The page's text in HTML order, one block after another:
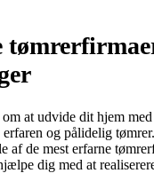
at udvide dit hjem
og pålidelig
af de mest erfarne
dig med at